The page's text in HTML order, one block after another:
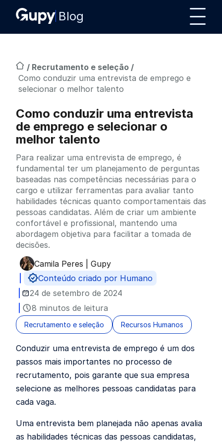
Blog
/ Recrutamento e seleção /
Como conduzir uma entrevista de emprego e
selecionar o melhor talento
Como conduzir uma entrevista
de emprego e selecionar o
melhor talento
Para realizar uma entrevista de emprego, é
fundamental ter um planejamento de perguntas
baseadas nas competências necessárias para o
cargo e utilizar ferramentas para avaliar tanto
habilidades técnicas quanto comportamentais das
pessoas candidatas. Além de criar um ambiente
confortável e profissional, mantendo uma
abordagem objetiva para facilitar a tomada de
decisões.
Publicado por
Camila Peres | Gupy
Conteúdo criado por Humano
24 de setembro de 2024
8 minutos de leitura
Recrutamento e seleção Recursos Humanos
Conduzir uma entrevista de emprego é um dos
passos mais importantes no processo de
recrutamento, pois garante que sua empresa
selecione as melhores pessoas candidatas para
cada vaga.
Uma entrevista bem planejada não apenas avalia
as habilidades técnicas das pessoas candidatas,